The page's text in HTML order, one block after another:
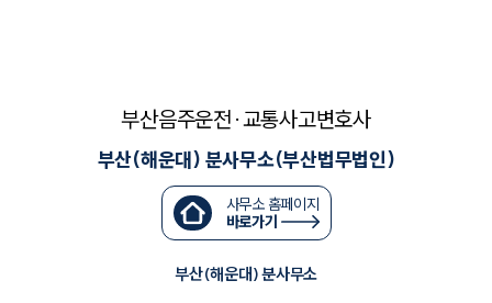
부산음주운전·교통사고변호사
부산(해운대) 분사무소(부산법무법인)
사무소 홈페이지
바로가기
부산(해운대) 분사무소